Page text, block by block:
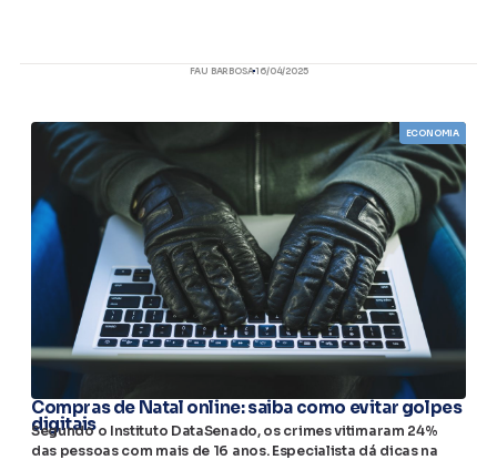
FAU BARBOSA 16/04/2025
ECONOMIA
Compras de Natal online: saiba como evitar golpes
digitais
Segundo o Instituto DataSenado, os crimes vitimaram 24%
das pessoas com mais de 16 anos. Especialista dá dicas na